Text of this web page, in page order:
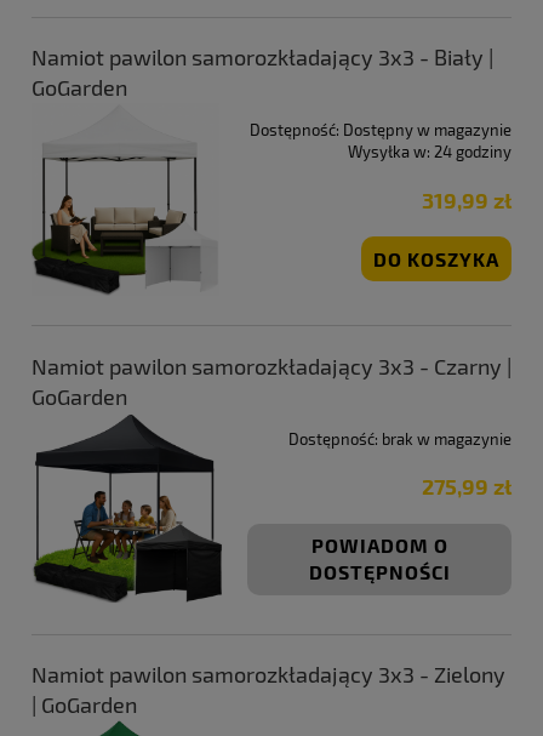
Namiot pawilon samorozkładający 3x3 - Biały |
GoGarden
Dostępność: Dostępny w magazynie
Wysyłka w: 24 godziny
319,99 zł
DO KOSZYKA
Namiot pawilon samorozkładający 3x3 - Czarny |
GoGarden
Dostępność: brak w magazynie
275,99 zł
POWIADOM O
DOSTĘPNOŚCI
Namiot pawilon samorozkładający 3x3 - Zielony
| GoGarden